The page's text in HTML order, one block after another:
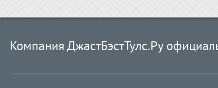
Компания ДжастБэстТулс.Ру